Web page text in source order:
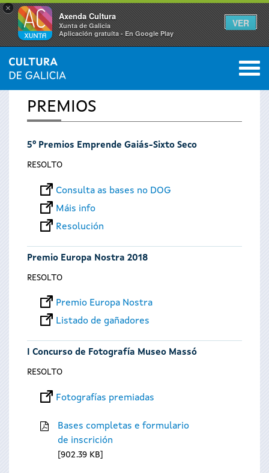
×
Axenda Cultura
Xunta de Galicia
Aplicación gratuíta - En Google Play
VER
Vostede
está
aquí
INICIO 0
PREMIOS
5º Premios Emprende Gaiás-Sixto Seco
RESOLTO
Consulta as bases no DOG
Máis info
Resolución
Premio Europa Nostra 2018
RESOLTO
Premio Europa Nostra
Listado de gañadores
I Concurso de Fotografía Museo Massó
RESOLTO
Fotografías premiadas
Bases completas e formulario
de inscrición
902.39 KB